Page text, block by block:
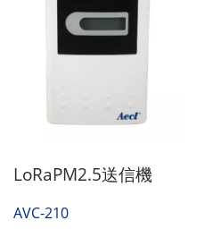
LoRaPM2.5送信機
AVC-210